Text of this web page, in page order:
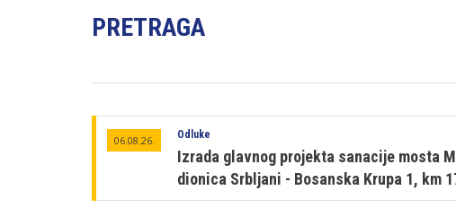
PRETRAGA
06.08.26. Odluke
Izrada glavnog projekta sanacije mosta
dionica Srbljani - Bosanska Krupa 1, km